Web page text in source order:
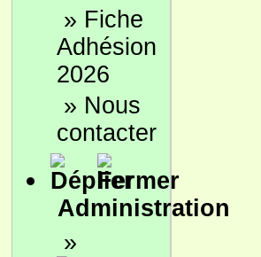
» Fiche
Adhésion
2026
» Nous
contacter
Administration
»